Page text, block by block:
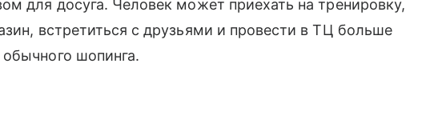
для досуга. Человек может приехать на тренировку,
встретиться с друзьями и провести в ТЦ больше
шопинга.